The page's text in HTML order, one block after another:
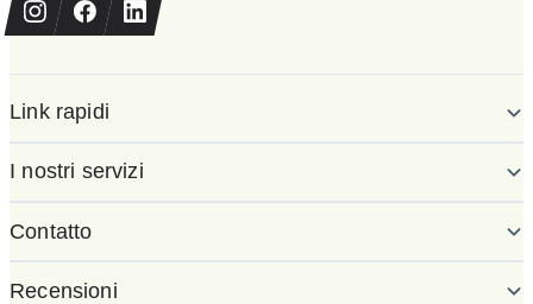
Link rapidi
I nostri servizi
Contatto
Recensioni